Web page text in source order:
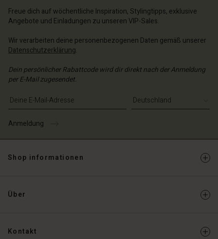
Freue dich auf wöchentliche Inspiration, Stylingtipps, exklusive
Angebote und Einladungen zu unseren VIP-Sales.
Wir verarbeiten deine personenbezogenen Daten gemäß unserer
Datenschutzerklärung.
Dein persönlicher Rabattcode wird dir direkt nach der Anmeldung
per E-Mail zugesendet.
E-Mail-Adresse eingeben
Anmeldung
Shop informationen
Über
Kontakt